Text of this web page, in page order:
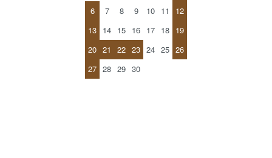
6
7 8 9 10 11
12
13 14 15 16 17 18 19
20 21 22 23 24 25 26
27 28 29 30